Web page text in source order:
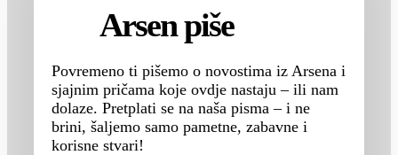
Arsen piše
Povremeno ti pišemo o novostima iz Arsena i
sjajnim pričama koje ovdje nastaju – ili nam
dolaze. Pretplati se na naša pisma – i ne
brini, šaljemo samo pametne, zabavne i
korisne stvari!